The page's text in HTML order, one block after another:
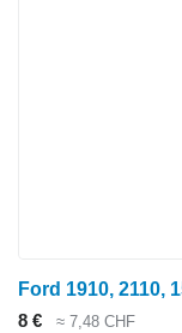
8 € ≈ 7,48 CHF